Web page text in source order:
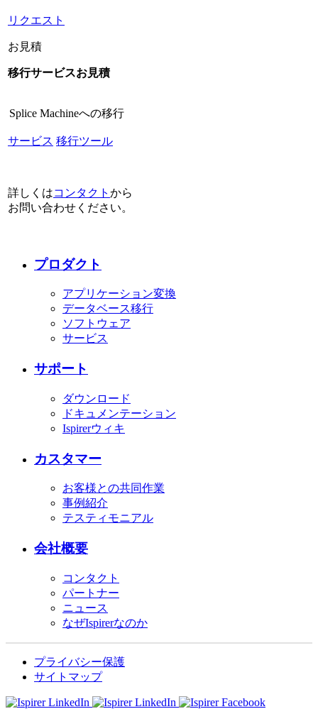
リクエスト
お見積
移行サービスお見積
Splice Machineへの移行
サービス 移行ツール
詳しくはコンタクト から
お問い合わせください。
プロダクト
アプリケーション変換
データベース移行
ソフトウェア
サービス
サポート
ダウンロード
ドキュメンテーション
Ispirerウィキ
カスタマー
お客様との共同作業
事例紹介
テスティモニアル
会社概要
コンタクト
パートナー
ニュース
なぜIspirerなのか
プライバシー保護
サイトマップ